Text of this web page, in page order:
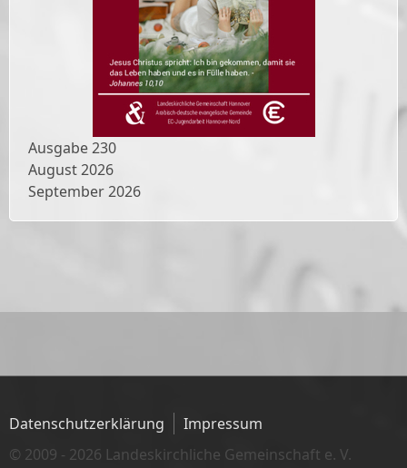
Ausgabe230
August 2026
September 2026
Datenschutzerklärung
Impressum
© 2009 - 2026 Landeskirchliche Gemeinschaft e. V.